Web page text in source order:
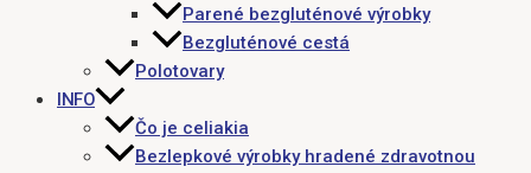
Parené bezgluténové výrobky
Bezgluténové cestá
Polotovary
INFO
Čo je celiakia
Bezlepkové výrobky hradené zdravotnou